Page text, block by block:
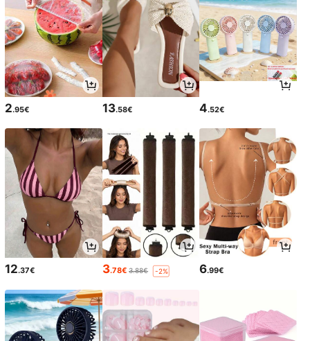
2.95€ 13.58€ 4.52€
12.37€ 3.78€ 3.88€ -2% 6.99€